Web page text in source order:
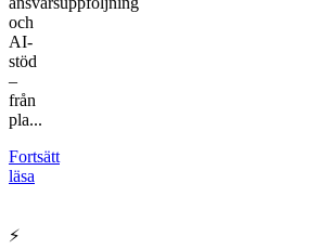
och
AI-
stöd
–
från
pla...
Fortsätt
läsa
⚡